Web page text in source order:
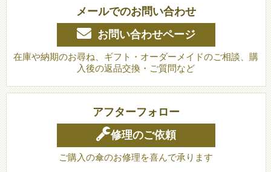
メールでのお問い合わせ
お問い合わせページ
在庫や納期のお尋ね、ギフト・オーダーメイドのご相談、購
入後の返品交換・ご質問など
アフターフォロー
修理のご依頼
ご購入の傘のお修理を喜んで承ります